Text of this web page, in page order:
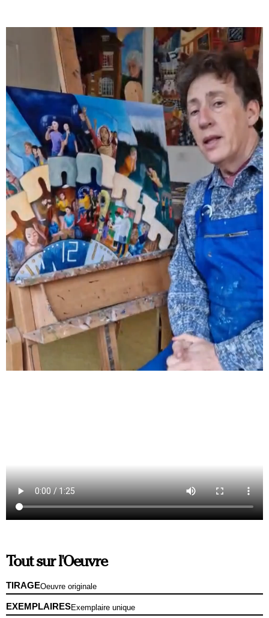
Tout sur l'Oeuvre
TIRAGEOeuvre originale
EXEMPLAIRESExemplaire unique